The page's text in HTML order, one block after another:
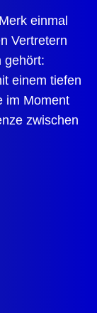
einmal
Vertretern
gehört:
einem tiefen
im Moment
zwischen